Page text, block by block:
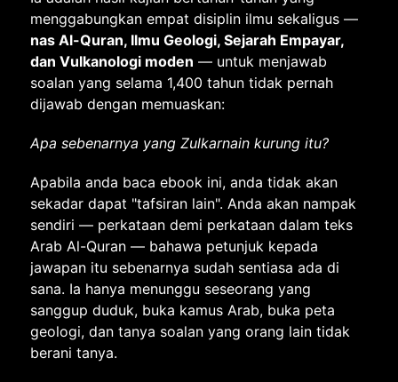
menggabungkan empat disiplin ilmu sekaligus —
nas Al-Quran, Ilmu Geologi, Sejarah Empayar,
dan Vulkanologi moden — untuk menjawab
soalan yang selama 1,400 tahun tidak pernah
dijawab dengan memuaskan:
Apa sebenarnya yang Zulkarnain kurung itu?
Apabila anda baca ebook ini, anda tidak akan
sekadar dapat "tafsiran lain". Anda akan nampak
sendiri — perkataan demi perkataan dalam teks
Arab Al-Quran — bahawa petunjuk kepada
jawapan itu sebenarnya sudah sentiasa ada di
sana. Ia hanya menunggu seseorang yang
sanggup duduk, buka kamus Arab, buka peta
geologi, dan tanya soalan yang orang lain tidak
berani tanya.